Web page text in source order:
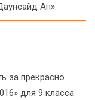
Ап».
за прекрасно
для 9 класса